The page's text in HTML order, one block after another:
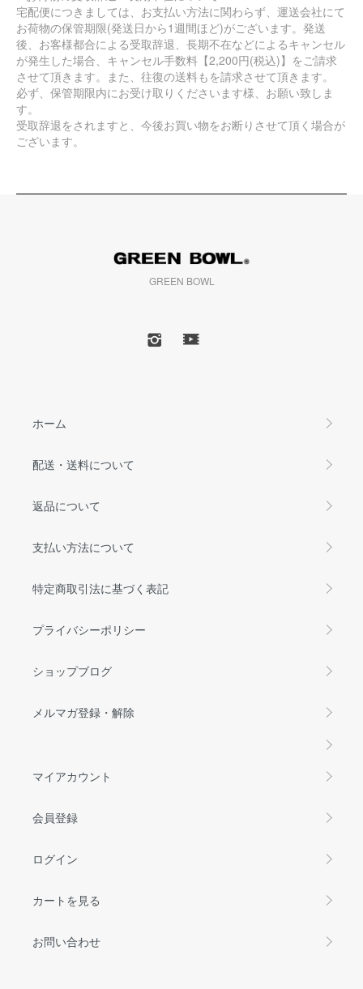
宅配便につきましては、お支払い方法に関わらず、運送会社にて
お荷物の保管期限(発送日から1週間ほど)がございます。発送
後、お客様都合による受取辞退、長期不在などによるキャンセル
が発生した場合、キャンセル手数料【2,200円(税込)】をご請求
させて頂きます。また、往復の送料もを請求させて頂きます。
必ず、保管期限内にお受け取りくださいます様、お願い致しま
す。
受取辞退をされますと、今後お買い物をお断りさせて頂く場合が
ございます。
GREEN BOWL
ホーム
配送・送料について
返品について
支払い方法について
特定商取引法に基づく表記
プライバシーポリシー
ショップブログ
メルマガ登録・解除
マイアカウント
会員登録
ログイン
カートを見る
お問い合わせ